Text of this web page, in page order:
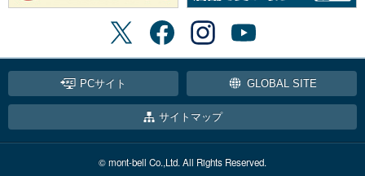
PCサイト GLOBAL SITE
サイトマップ
© mont-bell Co.,Ltd. All Rights Reserved.